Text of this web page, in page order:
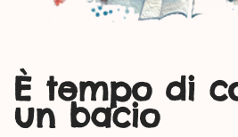
È tempo di
un bacio